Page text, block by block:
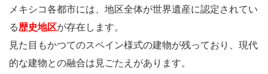
メキシコ各都市には、地区全体が世界遺産に認定されてい
る歴史地区が存在します。
見た目もかつてのスペイン様式の建物が残っており、現代
的な建物との融合は見ごたえがあります。